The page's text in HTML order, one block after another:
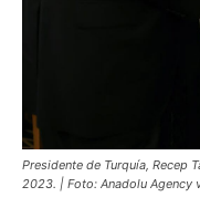
Presidente de Turquía, Recep
2023. | Foto: Anadolu Agency